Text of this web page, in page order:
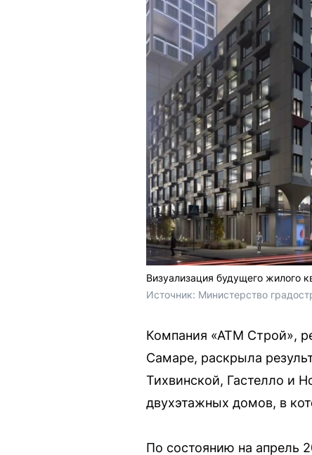
Визуализация будущего жилого
Источник: Министерство
Компания «АТМ Строй»,
Самаре, раскрыла
Тихвинской, Гастелло и
двухэтажных домов, в
По состоянию на апрель